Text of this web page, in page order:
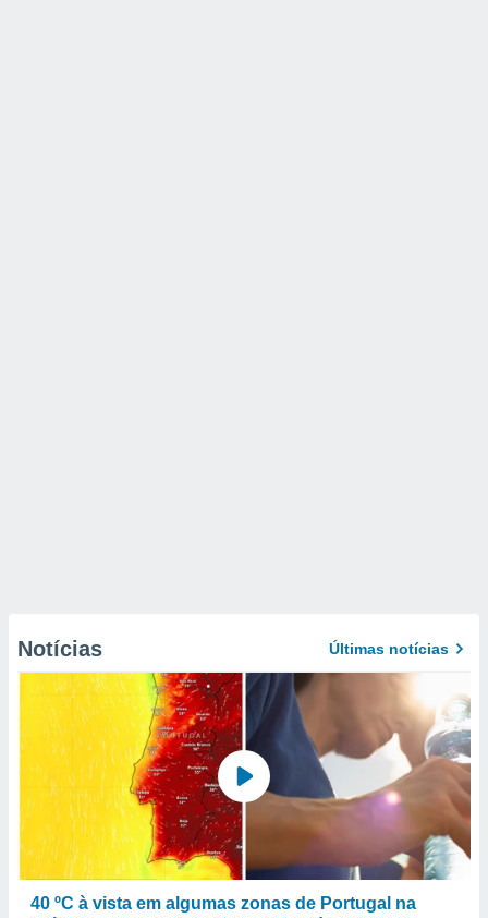
Notícias Últimas notícias
40 ºC à vista em algumas zonas de Portugal na